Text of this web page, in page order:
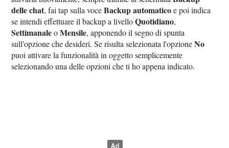
delle chat, fai tap sulla voceBackup automaticoe poi indica
se intendi effettuare il backup a livelloQuotidiano,
SettimanaleoMensile, apponendo il segno di spunta
sull'opzione che desideri. Se risulta selezionata l'opzioneNo
puoi attivare la funzionalità in oggetto semplicemente
selezionando una delle opzioni che ti ho appena indicato.